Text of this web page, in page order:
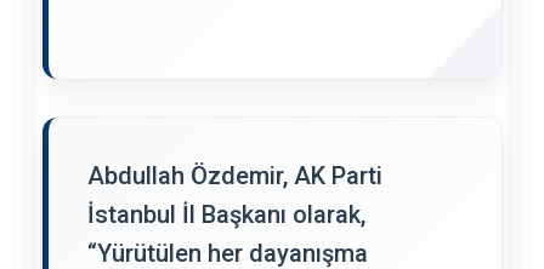
Abdullah Özdemir, AK Parti
İstanbul İl Başkanı olarak,
“Yürütülen her dayanışma